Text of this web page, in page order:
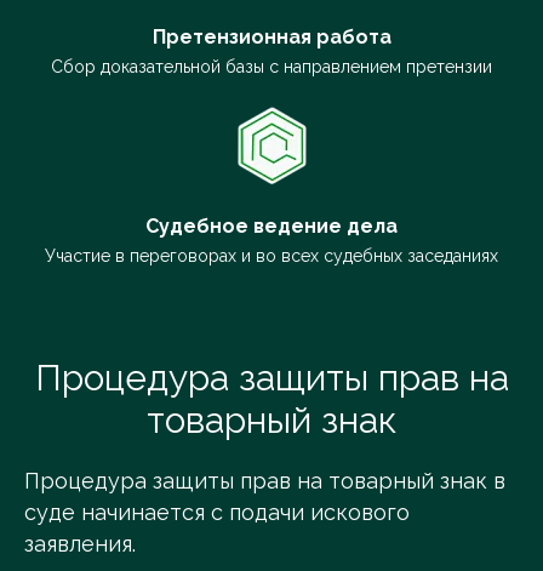
Претензионная работа
Сбор доказательной базы с направлением претензии
Судебное ведение дела
Участие в переговорах и во всех судебных заседаниях
Процедура защиты прав на
товарный знак
Процедура защиты прав на товарный знак в
суде начинается с подачи искового
заявления.